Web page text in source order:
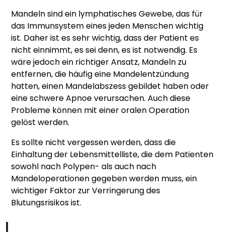
Mandeln sind ein lymphatisches Gewebe, das für
das Immunsystem eines jeden Menschen wichtig
ist. Daher ist es sehr wichtig, dass der Patient es
nicht einnimmt, es sei denn, es ist notwendig. Es
wäre jedoch ein richtiger Ansatz, Mandeln zu
entfernen, die häufig eine Mandelentzündung
hatten, einen Mandelabszess gebildet haben oder
eine schwere Apnoe verursachen. Auch diese
Probleme können mit einer oralen Operation
gelöst werden.
Es sollte nicht vergessen werden, dass die
Einhaltung der Lebensmittelliste, die dem Patienten
sowohl nach Polypen- als auch nach
Mandeloperationen gegeben werden muss, ein
wichtiger Faktor zur Verringerung des
Blutungsrisikos ist.